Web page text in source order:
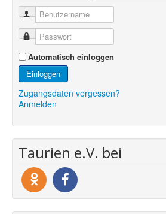
Automatisch einloggen
Einloggen
Zugangsdaten vergessen?
Anmelden
Taurien e.V. bei